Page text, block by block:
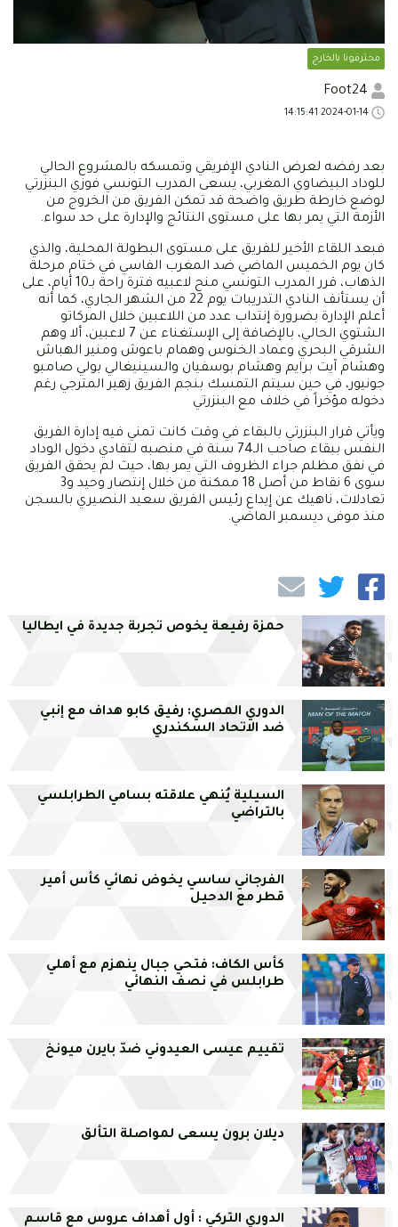
محترفونا بالخارج
بعد رفضه لعرض النادي الإفريقي وتمسكه بالمشروع الحالي
للوداد البيضاوي المغربي، يسعى المدرب التونسي فوزي البنزرتي
لوضع خارطة طريق واضحة قد تمكن الفريق من الخروج من
الأزمة التي يمر بها على مستوى النتائج والإدارة على حد سواء.
فبعد اللقاء الأخير للفريق على مستوى البطولة المحلية، والذي
كان يوم الخميس الماضي ضد المغرب الفاسي في ختام مرحلة
الذهاب، قرر المدرب التونسي منح لاعبيه فترة راحة بـ10 أيام، على
أن يستأنف النادي التدريبات يوم 22 من الشهر الجاري، كما أنه
أعلم الإدارة بضرورة إنتداب عدد من اللاعبين خلال المركاتو
الشتوي الحالي، بالإضافة إلى الإستغناء عن 7 لاعبين، ألا وهم
الشرقي البحري وعماد الخنوس وهمام باعوش ومنير الهباش
وهشام آيت برايم وهشام بوسفيان والسينيغالي بولي صامبو
جونيور، في حين سيتم التمسك بنجم الفريق زهير المترجي رغم
دخوله مؤخراً في خلاف مع البنزرتي
ويأتي قرار البنزرتي بالبقاء في وقت كانت تمني فيه إدارة الفريق
النفس ببقاء صاحب الـ74 سنة في منصبه لتفادي دخول الوداد
في نفق مظلم جراء الظروف التي يمر بها، حيث لم يحقق الفريق
سوى 6 نقاط من أصل 18 ممكنة من خلال إنتصار وحيد و3
تعادلات، ناهيك عن إيداع رئيس الفريق سعيد النصيري بالسجن
منذ موفى ديسمبر الماضي.
حمزة رفيعة يخوص تجربة جديدة في ايطاليا
الدوري المصري: رفيق كابو هداف مع إنبي
ضد الاتحاد السكندري
السيلية يُنهي علاقته بسامي الطرابلسي
بالتراضي
الفرجاني ساسي يخوض نهائي كأس أمير
قطر مع الدحيل
كأس الكاف: فتحي جبال ينهزم مع أهلي
طرابلس في نصف النهائي
تقييم عيسى العيدوني ضدّ بايرن ميونخ
ديلان برون يسعى لمواصلة التألق
الدوري التركي : أول أهداف عروس مع قاسم